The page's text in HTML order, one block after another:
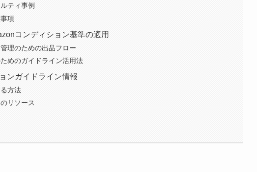
ティ事例
項
コンディション基準の適用
理のための出品フロー
めのガイドライン活用法
ンガイドライン情報
方法
リソース